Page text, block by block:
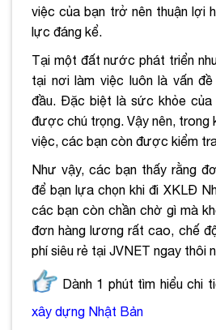
việc của bạn trở nên thuận lợi
lực đáng kể.
Tại một đất nước phát triển
tại nơi làm việc luôn là vấn
đầu. Đặc biệt là sức khỏe
được chú trọng. Vậy nên, trong
việc, các bạn còn được kiểm
Như vậy, các bạn thấy rằng
để bạn lựa chọn khi đi XKLĐ
các bạn còn chần chờ gì mà
đơn hàng lương rất cao, chế
phí siêu rẻ tại JVNET ngay thôi
Dành 1 phút tìm hiểu chi
xây dựng Nhật Bản